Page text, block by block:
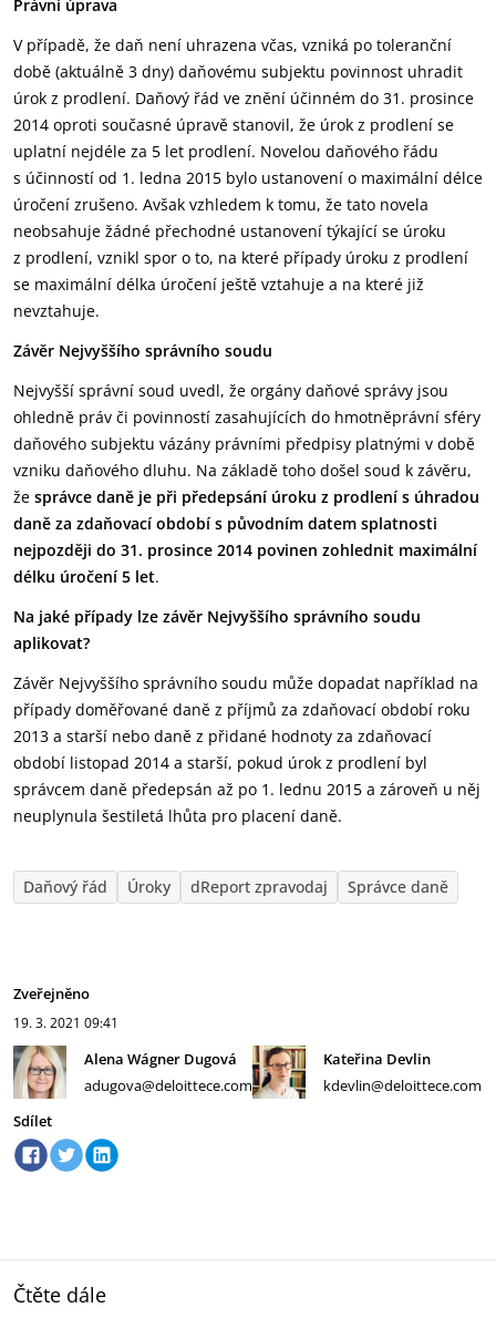
Právní úprava
V případě, že daň není uhrazena včas, vzniká po toleranční
době (aktuálně 3 dny) daňovému subjektu povinnost uhradit
úrok z prodlení. Daňový řád ve znění účinném do 31. prosince
2014 oproti současné úpravě stanovil, že úrok z prodlení se
uplatní nejdéle za 5 let prodlení. Novelou daňového řádu
s účinností od 1. ledna 2015 bylo ustanovení o maximální délce
úročení zrušeno. Avšak vzhledem k tomu, že tato novela
neobsahuje žádné přechodné ustanovení týkající se úroku
z prodlení, vznikl spor o to, na které případy úroku z prodlení
se maximální délka úročení ještě vztahuje a na které již
nevztahuje.
Závěr Nejvyššího správního soudu
Nejvyšší správní soud uvedl, že orgány daňové správy jsou
ohledně práv či povinností zasahujících do hmotněprávní sféry
daňového subjektu vázány právními předpisy platnými v době
vzniku daňového dluhu. Na základě toho došel soud k závěru,
že správce daně je při předepsání úroku z prodlení s úhradou
daně za zdaňovací období s původním datem splatnosti
nejpozději do 31. prosince 2014 povinen zohlednit maximální
délku úročení 5 let.
Na jaké případy lze závěr Nejvyššího správního soudu
aplikovat?
Závěr Nejvyššího správního soudu může dopadat například na
případy doměřované daně z příjmů za zdaňovací období roku
2013 a starší nebo daně z přidané hodnoty za zdaňovací
období listopad 2014 a starší, pokud úrok z prodlení byl
správcem daně předepsán až po 1. lednu 2015 a zároveň u něj
neuplynula šestiletá lhůta pro placení daně.
Daňový řád Úroky dReport zpravodaj Správce daně
Zveřejněno
19. 3. 2021 09:41
Alena Wágner Dugová
adugova@deloittece.com
Kateřina Devlin
kdevlin@deloittece.com
Sdílet
Čtěte dále